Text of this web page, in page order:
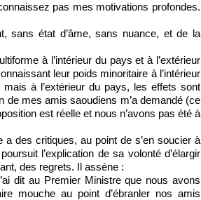
pas mes motivations profondes.
sans état d’âme, sans nuance, et de la
à l’intérieur du pays et à l’extérieur
leur poids minoritaire à l’intérieur
à l’extérieur du pays, les effets sont
de mes amis saoudiens m’a demandé (ce
est réelle et nous n’avons pas été à
des critiques, au point de s’en soucier à
l’explication de sa volonté d’élargir
des regrets. Il assène :
dit au Premier Ministre que nous avons
mouche au point d’ébranler nos amis